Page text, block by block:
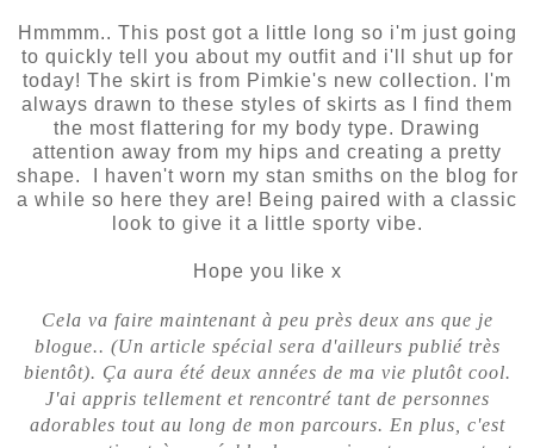
Hmmmm.. This post got a little long so i'm just going
to quickly tell you about my outfit and i'll shut up for
today! The skirt is from Pimkie's new collection. I'm
always drawn to these styles of skirts as I find them
the most flattering for my body type. Drawing
attention away from my hips and creating a pretty
shape. I haven't worn my stan smiths on the blog for
a while so here they are! Being paired with a classic
look to give it a little sporty vibe.
Hope you like x
Cela va faire maintenant à peu près deux ans que je
blogue.. (Un article spécial sera d'ailleurs publié très
bientôt). Ça aura été deux années de ma vie plutôt cool.
J'ai appris tellement et rencontré tant de personnes
adorables tout au long de mon parcours. En plus, c'est